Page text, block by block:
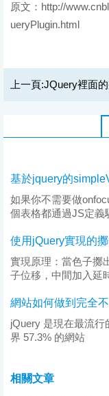
原文：http://
ueryPlugin.html
上一頁:JQuery裡面的幾種選擇器 查找滿足條件的
基於jquery的
如果你不需要做
個表格都通過JS定義
使用jQuery實現的
實現原理：當色子擲
子位移，中間加入延
網站如何做到完全
jQuery 是現在最流
界 57.3% 的網站
相關文章